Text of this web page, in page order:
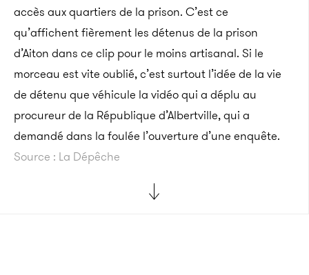
accès aux quartiers de la prison. C’est ce
qu’affichent fièrement les détenus de la prison
d’Aiton dans ce clip pour le moins artisanal. Si le
morceau est vite oublié, c’est surtout l’idée de la vie
de détenu que véhicule la vidéo qui a déplu au
procureur de la République d’Albertville, qui a
demandé dans la foulée l’ouverture d’une enquête.
Source : La Dépêche